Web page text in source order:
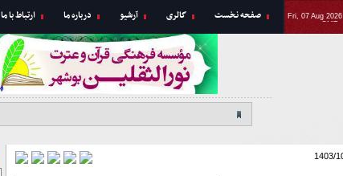
Fri, 07 Aug
GMT
صفحه نخست گالری آرشیو درباره ما ارتباط با ما